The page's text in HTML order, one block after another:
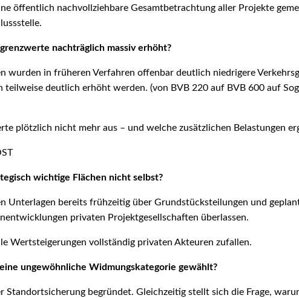
öffentlich nachvollziehbare Gesamtbetrachtung aller Projekte
nachträglich massiv erhöht?
wurden in früheren Verfahren offenbar deutlich niedrigere
teilweise deutlich erhöht werden. (von BVB 220 auf BVB 600 auf
plötzlich nicht mehr aus – und welche zusätzlichen Belastungen
wichtige Flächen nicht selbst?
Unterlagen bereits frühzeitig über Grundstücksteilungen und
privaten Projektgesellschaften überlassen.
Wertsteigerungen vollständig privaten Akteuren zufallen.
ungewöhnliche Widmungskategorie gewählt?
begründet. Gleichzeitig stellt sich die Frage,